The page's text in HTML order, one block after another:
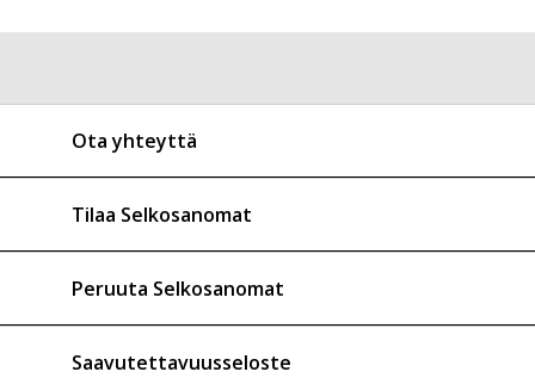
Ota yhteyttä
Tilaa Selkosanomat
Peruuta Selkosanomat
Saavutettavuusseloste